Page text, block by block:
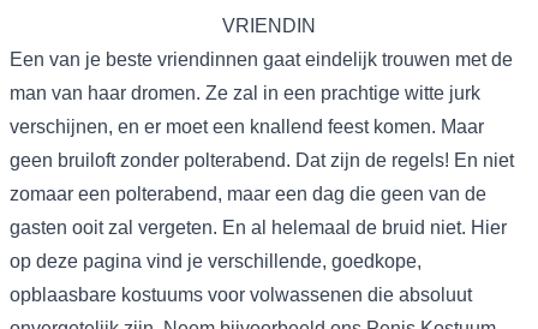
VRIENDIN
Een van je beste vriendinnen gaat eindelijk trouwen met de
man van haar dromen. Ze zal in een prachtige witte jurk
verschijnen, en er moet een knallend feest komen. Maar
geen bruiloft zonder polterabend. Dat zijn de regels! En niet
zomaar een polterabend, maar een dag die geen van de
gasten ooit zal vergeten. En al helemaal de bruid niet. Hier
op deze pagina vind je verschillende, goedkope,
opblaasbare kostuums voor volwassenen die absoluut